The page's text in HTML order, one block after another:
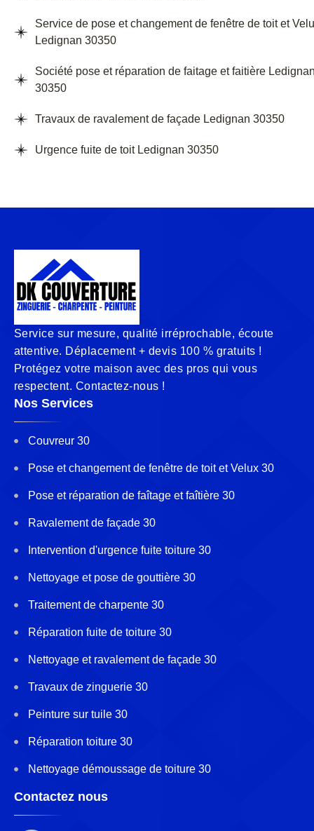
Service de pose et changement de fenêtre de toit et
Ledignan 30350
Société pose et réparation de faitage et faitière
30350
Travaux de ravalement de façade Ledignan 30350
Urgence fuite de toit Ledignan 30350
Service sur mesure, qualité irréprochable, écoute
attentive. Déplacement + devis 100 % gratuits !
Protégez votre maison avec des pros qui vous
respectent. Contactez-nous !
Nos Services
Couvreur 30
Pose et changement de fenêtre de toit et Velux 30
Pose et réparation de faîtage et faîtière 30
Ravalement de façade 30
Intervention d'urgence fuite toiture 30
Nettoyage et pose de gouttière 30
Traitement de charpente 30
Réparation fuite de toiture 30
Nettoyage et ravalement de façade 30
Travaux de zinguerie 30
Peinture sur tuile 30
Réparation toiture 30
Nettoyage démoussage de toiture 30
Contactez nous